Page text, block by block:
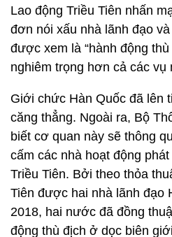
Lao động Triều Tiên nhấn
đơn nói xấu nhà lãnh đạo
được xem là “hành động
nghiêm trọng hơn cả các vụ
Giới chức Hàn Quốc đã lên
căng thẳng. Ngoài ra, Bộ
biết cơ quan này sẽ thông
cấm các nhà hoạt động
Triều Tiên. Bởi theo thỏa
Tiên được hai nhà lãnh đạo
2018, hai nước đã đồng
động thù địch ở dọc biên